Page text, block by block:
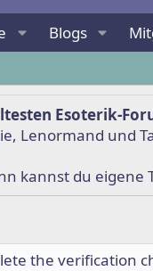
Blogs
Esoterik-
, Lenormand und
kannst du eigene
the verification